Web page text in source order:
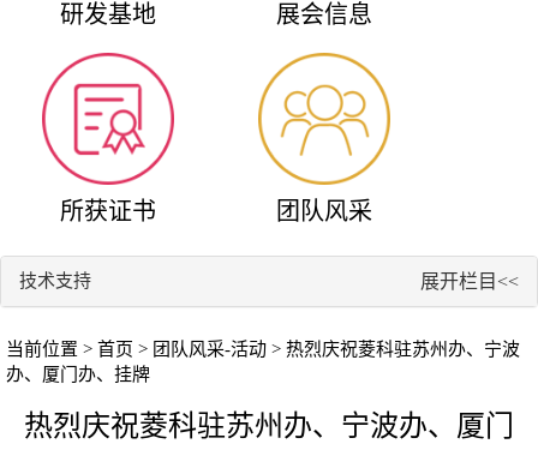
研发基地 展会信息
所获证书 团队风采
技术支持 展开栏目<<
当前位置 > 首页 > 团队风采-活动 > 热烈庆祝菱科驻苏州办、宁波
办、厦门办、挂牌
热烈庆祝菱科驻苏州办、宁波办、厦门